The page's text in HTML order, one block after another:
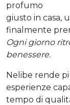
profumo
giusto in casa,
finalmente
Ogni giorno
benessere.
Nelibe rende
esperienze
tempo di